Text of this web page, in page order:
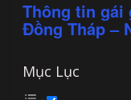
Thông tin gái
Đồng Tháp –
Mục Lục